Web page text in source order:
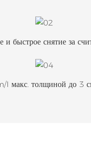
и быстрое снятие за
l макс. толщиной до 3